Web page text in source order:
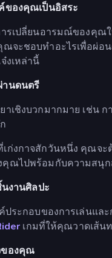
ของคุณเป็นอิสระ
รเปลี่ยนอารมณ์ของคุณ
จะชอบทำอะไรเพื่อผ่
งเหล่านี้
นดนตรี
าเชิงบวกมากมาย เช่
ก่งกาจสักวันหนึ่ง คุณจะ
ณไปพร้อมกับความสนุก
งานศิลปะ
ประกอบของการเล่นแ
เกมที่ให้คุณวาดเส้น
ของคุณ